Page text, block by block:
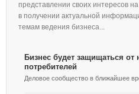
представлении своих интересов
в получении актуальной
темам ведения бизнеса...
Бизнес будет защищаться от
потребителей
Деловое сообщество в ближайшее